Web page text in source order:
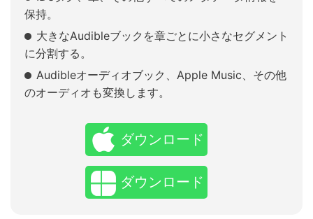
保持。
大きなAudibleブックを章ごとに小さなセグメント
に分割する。
Audibleオーディオブック、Apple Music、その他
のオーディオも変換します。
ダウンロード
ダウンロード